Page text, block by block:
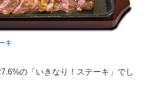
キ
の「いきなり！ステーキ」でし